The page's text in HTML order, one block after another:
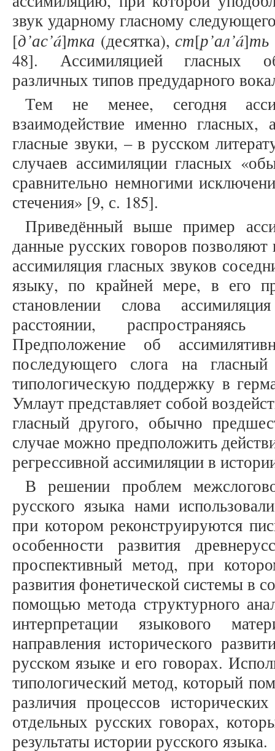
звук ударному гласному
[д’ас’á]тка (десятка),ст[р’ал’á]ть
48]. Ассимиляцией гласных
различных типов предударного
Тем не менее, сегодня
взаимодействие именно
гласные звуки, – в русском
случаев ассимиляции гласных
сравнительно немногими
стечения» [9, с. 185].
Приведённый выше пример
данные русских говоров
ассимиляция гласных звуков
языку, по крайней мере, в его
становлении слова
расстоянии,
Предположение об
последующего слога на
типологическую поддержку в
Умлаут представляет собой
гласный другого, обычно
случае можно предположить
регрессивной ассимиляции в
В решении проблем
русского языка нами
при котором реконструируются
особенности развития
проспективный метод, при
развития фонетической системы в
помощью метода структурного
интерпретации языкового
направления исторического
русском языке и его говорах.
типологический метод, который
различия процессов
отдельных русских говорах,
результаты истории русского языка.